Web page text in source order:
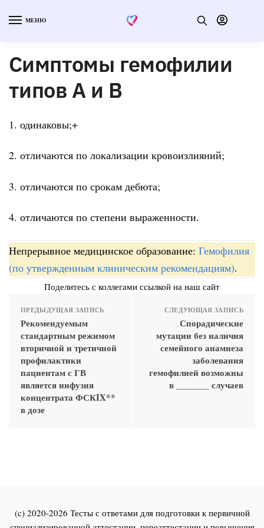
МЕНЮ
Симптомы гемофилии
типов А и В
1. одинаковы;+
2. отличаются по локализации кровоизлияний;
3. отличаются по срокам дебюта;
4. отличаются по степени выраженности.
Непрерывное медицинское образование: Гемофилия
(по утвержденным клиническим рекомендациям).
Поделитесь с коллегами ссылкой на наш сайт
ПРЕДЫДУЩАЯ ЗАПИСЬ
Рекомендуемым
стандартным режимом
вторичной и третичной
профилактики
пациентам с ГВ
является инфузия
концентрата ФСКIX**
в дозе
СЛЕДУЮЩАЯ ЗАПИСЬ
Спорадические
мутации без наличия
семейного анамнеза
заболевания
гемофилией возможны
в _______ случаев
(c) 2020-2026 Тесты с ответами для подготовки к первичной